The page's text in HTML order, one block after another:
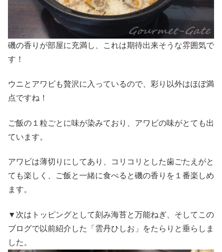
磯の香りが部屋に充満し、これは期待出来そうな雰囲気で
す！
ウニとアワビも贅沢に入っているので、彩り以外はほぼ満
点ですね！
ご飯の１粒ごとに味が染みており、アワビの味がとても出
ています。
アワビは薄切りにしてあり、コリコリとした歯ごたえがと
ても楽しく、ご飯と一緒に食べると磯の香りを１番楽しめ
ます。
▼次はトッピングとして刻み海苔と万能ねぎ、そしてこの
ブログで以前紹介した「雲丹ひしお」をたらりと垂らしま
した。